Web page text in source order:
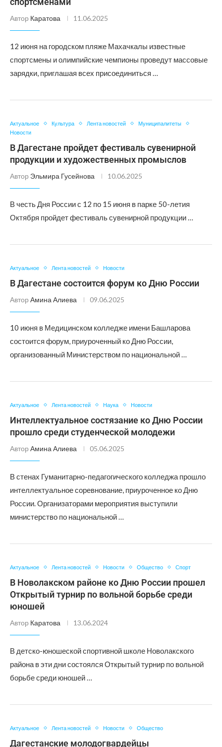
Автор Каратова 11.06.2025
12 июня на городском пляже Махачкалы известные
спортсмены и олимпийские чемпионы проведут массовые
зарядки, приглашая всех присоединиться …
Актуальное Культура Лента новостей
Муниципалитеты
Новости
В Дагестане пройдет фестиваль сувенирной
продукции и художественных промыслов
Автор Эльмира Гусейнова 10.06.2025
В честь Дня России с 12 по 15 июня в парке 50-летия
Октября пройдет фестиваль сувенирной продукции …
Актуальное Лента новостей Новости
В Дагестане состоится форум ко Дню России
Автор Амина Алиева 09.06.2025
10 июня в Медицинском колледже имени Башларова
состоится форум, приуроченный ко Дню России,
организованный Министерством по национальной …
Актуальное Лента новостей Наука Новости
Интеллектуальное состязание ко Дню России
прошло среди студенческой молодежи
Автор Амина Алиева 05.06.2025
В стенах Гуманитарно-педагогического колледжа прошло
интеллектуальное соревнование, приуроченное ко Дню
России. Организаторами мероприятия выступили
министерство по национальной …
Актуальное Лента новостей Новости Общество Спорт
В Новолакском районе ко Дню России прошел
Открытый турнир по вольной борьбе среди
юношей
Автор Каратова 13.06.2024
В детско-юношеской спортивной школе Новолакского
района в эти дни состоялся Открытый турнир по вольной
борьбе среди юношей …
Актуальное Лента новостей Новости Общество
Дагестанские молодогвардейцы